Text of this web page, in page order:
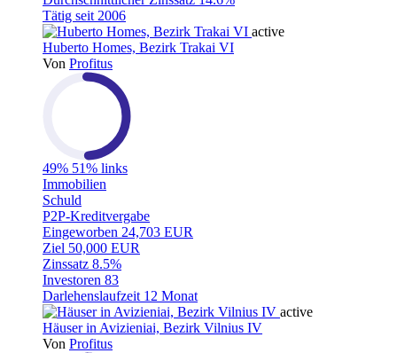
Tätig seit 2006
active
Huberto Homes, Bezirk Trakai VI
Von Profitus
49% 51% links
Immobilien
Schuld
P2P-Kreditvergabe
Eingeworben 24,703 EUR
Ziel 50,000 EUR
Zinssatz 8.5%
Investoren 83
Darlehenslaufzeit 12 Monat
active
Häuser in Avizieniai, Bezirk Vilnius IV
Von Profitus